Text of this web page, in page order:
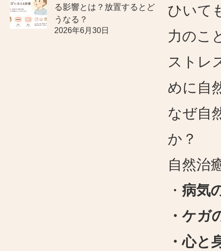
る影響とは？放置するとど
うなる？
2026年6月30日
ひいて
力のこ
ストレ
めに自
なぜ自
か？
自然治
・ 病気
・ケガ
・心と